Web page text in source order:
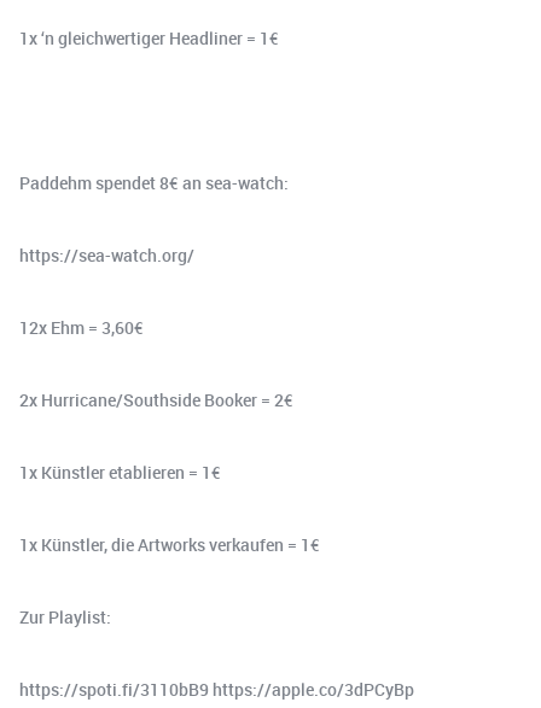
1x ‘n gleichwertiger Headliner = 1€
Paddehm spendet 8€ an sea-watch:
https://sea-watch.org/
12x Ehm = 3,60€
2x Hurricane/Southside Booker = 2€
1x Künstler etablieren = 1€
1x Künstler, die Artworks verkaufen = 1€
Zur Playlist:
https://spoti.fi/3110bB9 https://apple.co/3dPCyBp